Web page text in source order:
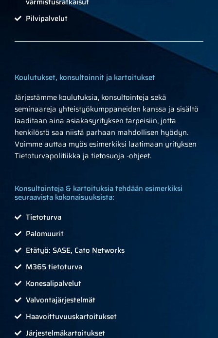
Pilvipalvelut
Koulutukset, konsultoinnit ja kartoitukset
Järjestämme koulutuksia, konsultointeja sekä
seminaareja yhteistyökumppaneiden kanssa ja sisältö
laaditaan aina asiakasyrityksen tarpeisiin, jotta
henkilöstö saa niistä parhaan mahdollisen hyödyn.
Voimme auttaa myös esimerkiksi laatimaan yrityksen
Tietoturvapolitiikka ja tietosuoja -ohjeet.
Konsultointeja & kartoituksia tehdään esimerkiksi
seuraavista kokonaisuuksista:
Tietoturva
Palomuurit
Etätyö: SASE, Cato Networks
M365 tietoturva
Konesalipalvelut
Valvontajärjestelmät
Haavoittuvuuskartoitukset
Järjestelmäkartoitukset